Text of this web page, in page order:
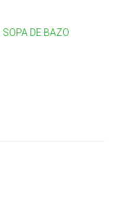
SOPA DE BAZO